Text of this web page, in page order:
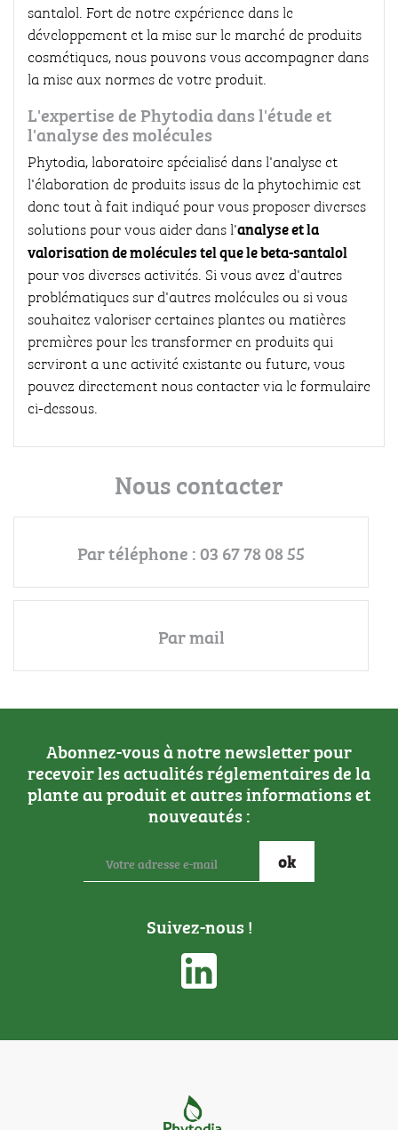
santalol. Fort de notre expérience dans le
développement et la mise sur le marché de produits
cosmétiques, nous pouvons vous accompagner dans
la mise aux normes de votre produit.
L'expertise de Phytodia dans l'étude et
l'analyse des molécules
Phytodia, laboratoire spécialisé dans l'analyse et
l'élaboration de produits issus de la phytochimie est
donc tout à fait indiqué pour vous proposer diverses
solutions pour vous aider dans l'analyse et la
valorisation de molécules tel que le beta-santalol
pour vos diverses activités. Si vous avez d'autres
problématiques sur d'autres molécules ou si vous
souhaitez valoriser certaines plantes ou matières
premières pour les transformer en produits qui
serviront a une activité existante ou future, vous
pouvez directement nous contacter via le formulaire
ci-dessous.
Nous contacter
Par téléphone : 03 67 78 08 55
Par mail
Abonnez-vous à notre newsletter pour
recevoir les actualités réglementaires de la
plante au produit et autres informations et
nouveautés :
Suivez-nous !